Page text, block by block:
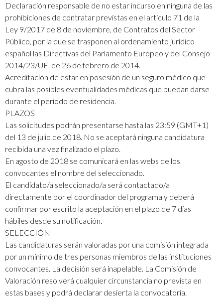
Declaración responsable de no estar incurso en ninguna de las
prohibiciones de contratar previstas en el artículo 71 de la
Ley 9/2017 de 8 de noviembre, de Contratos del Sector
Público, por la que se trasponen al ordenamiento jurídico
español las Directivas del Parlamento Europeo y del Consejo
2014/23/UE, de 26 de febrero de 2014.
Acreditación de estar en posesión de un seguro médico que
cubra las posibles eventualidades médicas que puedan darse
durante el periodo de residencia.
PLAZOS
Las solicitudes podrán presentarse hasta las 23:59 (GMT+1)
del 13 de julio de 2018. No se aceptará ninguna candidatura
recibida una vez finalizado el plazo.
En agosto de 2018 se comunicará en las webs de los
convocantes el nombre del seleccionado.
El candidato/a seleccionado/a será contactado/a
directamente por el coordinador del programa y deberá
confirmar por escrito la aceptación en el plazo de 7 días
hábiles desde su notificación.
SELECCIÓN
Las candidaturas serán valoradas por una comisión integrada
por un mínimo de tres personas miembros de las instituciones
convocantes. La decisión será inapelable. La Comisión de
Valoración resolverá cualquier circunstancia no prevista en
estas bases y podrá declarar desierta la convocatoria.